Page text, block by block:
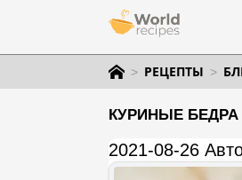
РЕЦЕПТЫ
КУРИНЫЕ
2021-08-26